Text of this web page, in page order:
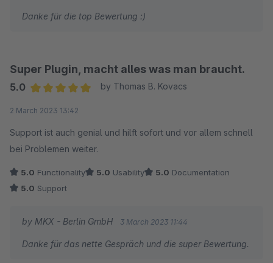
Danke für die top Bewertung :)
Super Plugin, macht alles was man braucht.
5.0
by Thomas B. Kovacs
2 March 2023 13:42
Support ist auch genial und hilft sofort und vor allem schnell
bei Problemen weiter.
5.0 Functionality 5.0 Usability 5.0 Documentation
5.0 Support
by MKX - Berlin GmbH 3 March 2023 11:44
Danke für das nette Gespräch und die super Bewertung.